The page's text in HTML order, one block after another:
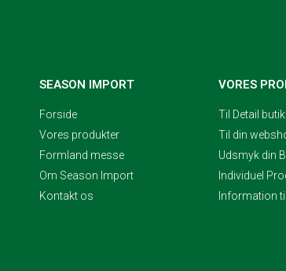
SEASON IMPORT
Forside
Vores produkter
Formland messe
Om Season Import
Kontakt os
VORES
Til Detail
Til din
Udsmyk din
Individuel
Information